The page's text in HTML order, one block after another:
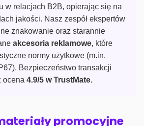
w relacjach B2B, opierając się na
jakości. Nasz zespół ekspertów
znakowanie oraz starannie
akcesoria reklamowe, które
normy użytkowe (m.in.
Bezpieczeństwo transakcji
ocena 4.9/5 w TrustMate.
promocyjne